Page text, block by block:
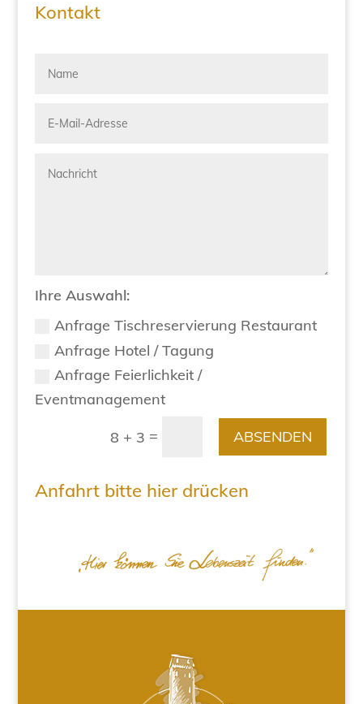
Kontakt
Ihre Auswahl:
Anfrage Tischreservierung Restaurant
Anfrage Hotel / Tagung
Anfrage Feierlichkeit /
Eventmanagement
8 + 3 = ABSENDEN
Anfahrt bitte hier drücken